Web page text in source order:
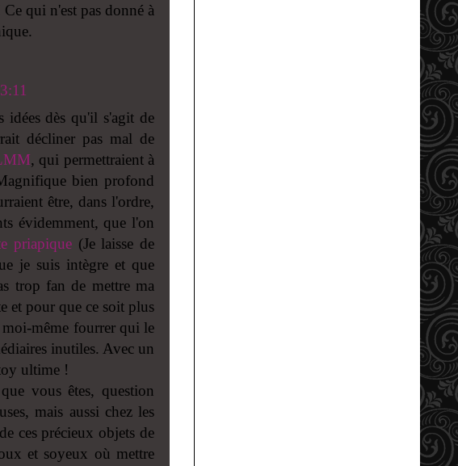
qui n'est pas donné à
idées dès qu'il s'agit de
décliner pas mal de
, qui permettraient à
bien profond
être, dans l'ordre,
évidemment, que l'on
priapique (Je laisse de
je suis intègre et que
trop fan de mettre ma
et pour que ce soit plus
même fourrer qui le
inutiles. Avec un
ultime !
vous êtes, question
mais aussi chez les
ces précieux objets de
et soyeux où mettre